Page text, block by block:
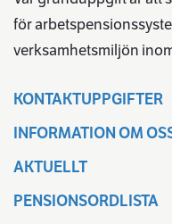
för
verksamhetsmiljön
KONTAKTUPPGIFTER
INFORMATION OM
AKTUELLT
PENSIONSORDLISTA